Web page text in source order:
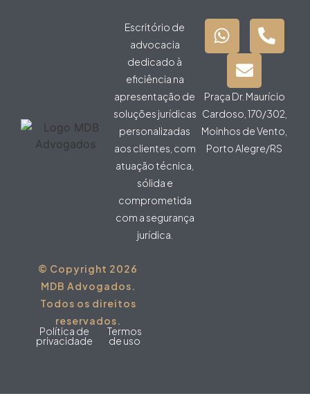
Escritório de
advocacia
dedicado à
eficiência na
apresentação de
soluções jurídicas
personalizadas
aos clientes, com
atuação técnica,
sólida e
comprometida
com a segurança
jurídica.
Praça Dr. Maurício
Cardoso, 170/302,
Moinhos de Vento,
Porto Alegre/RS
© Copyright 2026
MDB Advogados.
Todos os direitos
reservados.
Política de
privacidade
Termos
de uso